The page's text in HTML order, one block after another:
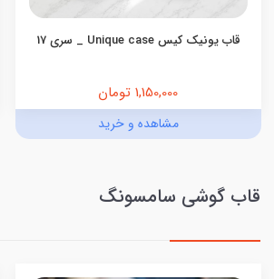
قاب یونیک کیس Unique case _ سری 17
1,150,000 تومان
مشاهده و خرید
قاب گوشی سامسونگ